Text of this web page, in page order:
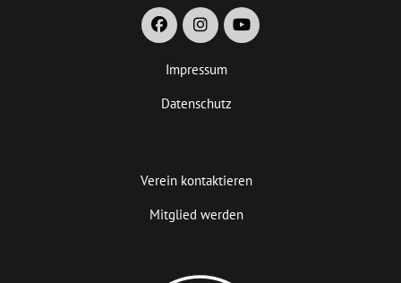
Impressum
Datenschutz
Verein kontaktieren
Mitglied werden